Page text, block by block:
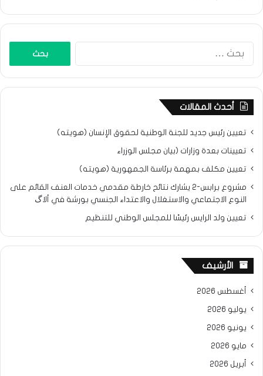
أحدث المقالات
تعيين رئيس جديد للجنة الوطنية لحقوق الإنسان (هويته)
تعيينات بعدة وزارات (بيان مجلس الوزراء
تعيين مكلف بمهمة برئاسة الجمهورية (هويته)
مشروع برابس-2 يشارك نتائح خارطة مقدمي خدمات العنف القائم على
النوع الاجتماعي والاستغلال والاعتداء الجنسي بورشة في ألاگ
تعيين ولد الرايس رئيسًا للمجلس الوطني للتنظيم
الأرشيف
أغسطس 2026
يوليو 2026
يونيو 2026
مايو 2026
أبريل 2026